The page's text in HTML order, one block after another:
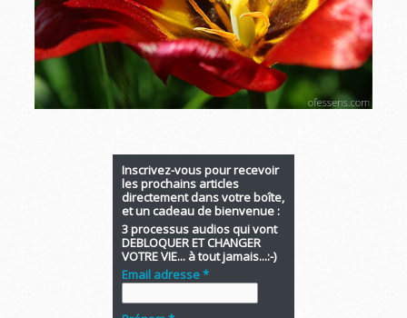
Inscrivez-vous pour recevoir
les prochains articles
directement dans votre boîte,
et un cadeau de bienvenue :
3 processus audios qui vont
DEBLOQUER ET CHANGER
VOTRE VIE... à tout jamais...:-)
Email adresse *